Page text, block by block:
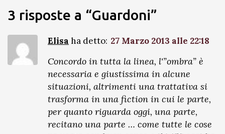
3 risposte a “Guardoni”
Elisa ha detto: 27 Marzo 2013 alle 22:18
Concordo in tutta la linea, l'”ombra” è
necessaria e giustissima in alcune
situazioni, altrimenti una trattativa si
trasforma in una fiction in cui le parte,
per quanto riguarda oggi, una parte,
recitano una parte … come tutte le cose